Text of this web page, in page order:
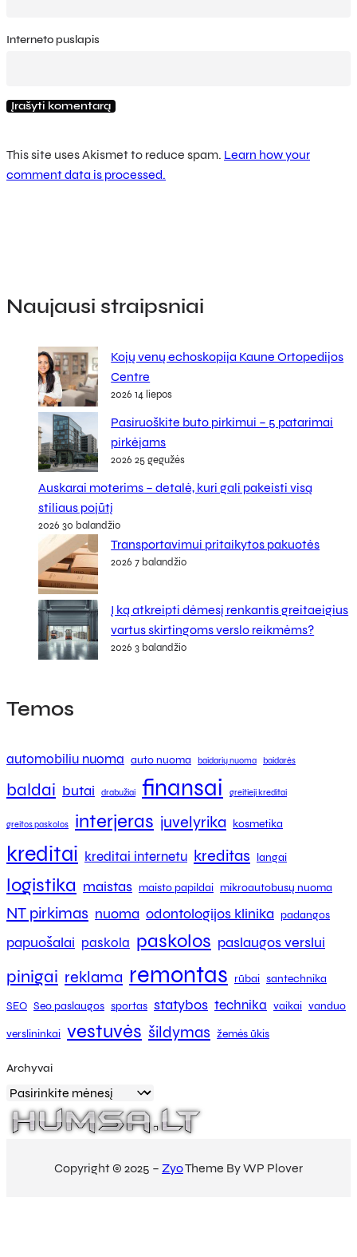
Interneto puslapis
This site uses Akismet to reduce spam. Learn how your
comment data is processed.
Naujausi straipsniai
Kojų venų echoskopija Kaune Ortopedijos
Centre
2026 14 liepos
Pasiruoškite buto pirkimui – 5 patarimai
pirkėjams
2026 25 gegužės
Auskarai moterims – detalė, kuri gali pakeisti visą
stiliaus pojūtį
2026 30 balandžio
Transportavimui pritaikytos pakuotės
2026 7 balandžio
Į ką atkreipti dėmesį renkantis greitaeigius
vartus skirtingoms verslo reikmėms?
2026 3 balandžio
Temos
automobiliu nuoma auto nuoma baidarių nuoma baidarės
baldai butai drabužiai finansai greitieji kreditai
greitos paskolos interjeras juvelyrika kosmetika
kreditai kreditai internetu kreditas langai
logistika maistas maisto papildai mikroautobusų nuoma
NT pirkimas nuoma odontologijos klinika padangos
papuošalai paskola paskolos paslaugos verslui
pinigai reklama remontas rūbai santechnika
SEO Seo paslaugos sportas statybos technika vaikai vanduo
verslininkai vestuvės šildymas žemės ūkis
Archyvai
Copyright © 2025 – ZyoTheme By WP Plover